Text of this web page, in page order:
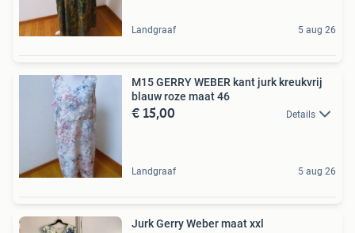
Landgraaf 5 aug 26
M15 GERRY WEBER kant jurk kreukvrij
blauw roze maat 46
€ 15,00 Details
Landgraaf 5 aug 26
Jurk Gerry Weber maat xxl